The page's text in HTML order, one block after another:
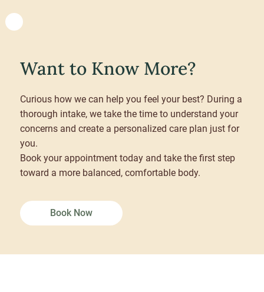
Want to Know More?
Curious how we can help you feel your best? During a
thorough intake, we take the time to understand your
concerns and create a personalized care plan just for
you.
Book your appointment today and take the first step
toward a more balanced, comfortable body.
Book Now